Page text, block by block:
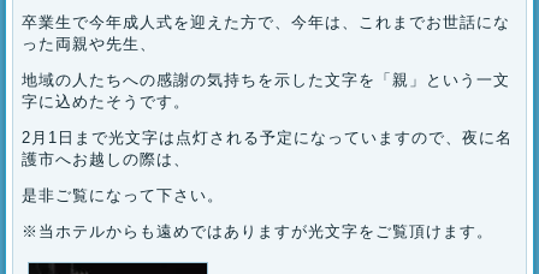
卒業生で今年成人式を迎えた方で、今年は、これまでお世話にな
った両親や先生、
地域の人たちへの感謝の気持ちを示した文字を「親」という一文
字に込めたそうです。
2月1日まで光文字は点灯される予定になっていますので、夜に名
護市へお越しの際は、
是非ご覧になって下さい。
※当ホテルからも遠めではありますが光文字をご覧頂けます。